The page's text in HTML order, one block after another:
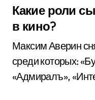
Какие роли
в кино?
Максим Аверин
среди которых:
«Адмиралъ»,